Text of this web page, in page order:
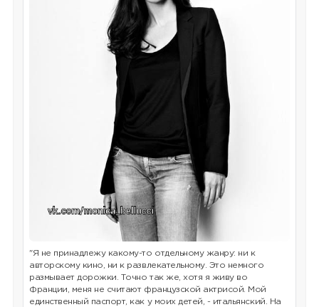
"Я не принадлежу какому-то отдельному жанру: ни к
авторскому кино, ни к развлекательному. Это немного
размывает дорожки. Точно так же, хотя я живу во
Франции, меня не считают французской актрисой. Мой
единственный паспорт, как у моих детей, - итальянский. На